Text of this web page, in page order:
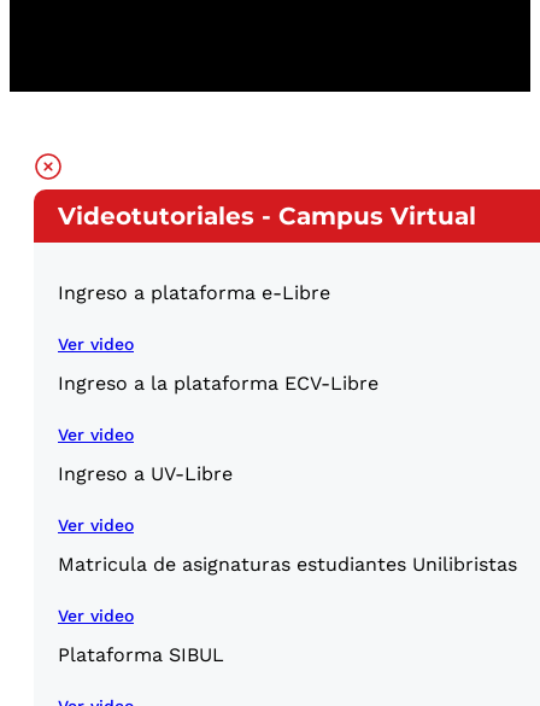
Videotutoriales - Campus Virtual
Ingreso a plataforma e-Libre
Ver video
Ingreso a la plataforma ECV-Libre
Ver video
Ingreso a UV-Libre
Ver video
Matricula de asignaturas estudiantes Unilibristas
Ver video
Plataforma SIBUL